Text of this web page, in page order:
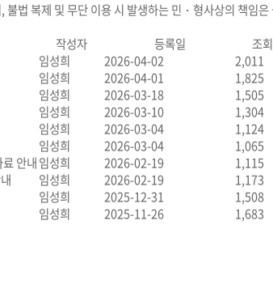
불법 복제 및 무단 이용 시 발생하는 민・형사상의 책임
작성자 등록일
조
임성희 2026-04-02
2,011
임성희 2026-04-01
1,825
임성희 2026-03-18
1,505
임성희 2026-03-10
1,304
임성희 2026-03-04
1,124
임성희 2026-03-04
1,065
안내임성희 2026-02-19
1,115
임성희 2026-02-19
1,173
임성희 2025-12-31
1,508
임성희 2025-11-26
1,683